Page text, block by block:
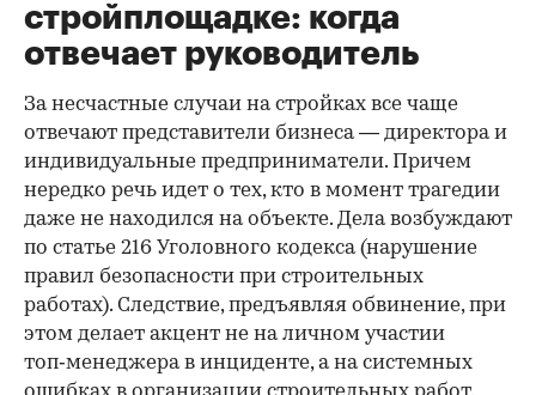
стройплощадке: когда
отвечает руководитель
За несчастные случаи на стройках все чаще
отвечают представители бизнеса — директора и
индивидуальные предприниматели. Причем
нередко речь идет о тех, кто в момент трагедии
даже не находился на объекте. Дела возбуждают
по статье 216 Уголовного кодекса (нарушение
правил безопасности при строительных
работах). Следствие, предъявляя обвинение, при
этом делает акцент не на личном участии
топ‑менеджера в инциденте, а на системных